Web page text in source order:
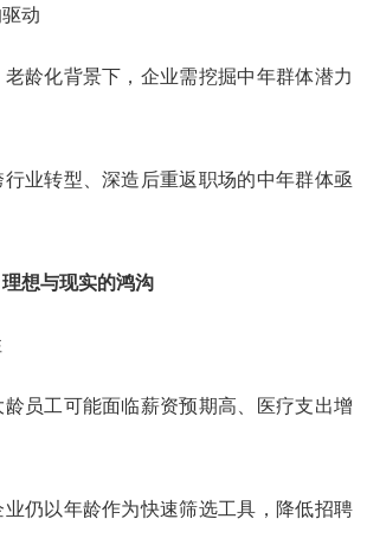
动
龄化背景下，企业需挖掘中年群体潜力
行业转型、深造后重返职场的中年群体亟
想与现实的鸿沟
员工可能面临薪资预期高、医疗支出增
仍以年龄作为快速筛选工具，降低招聘